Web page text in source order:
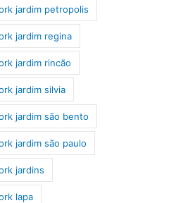
jardim petropolis
jardim regina
jardim rincão
jardim silvia
jardim são bento
jardim são paulo
jardins
lapa